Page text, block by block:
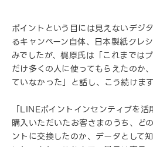
ポイントという目には見えないデジ
るキャンペーン自体、日本製紙クレ
みでしたが、梶原氏は「これまでは
だけ多くの人に使ってもらえたのか
ていなかった」と話し、こう続けます
「LINEポイントインセンティブを
購入いただいたお客さまのうち、ど
ントに交換したのか、データとして